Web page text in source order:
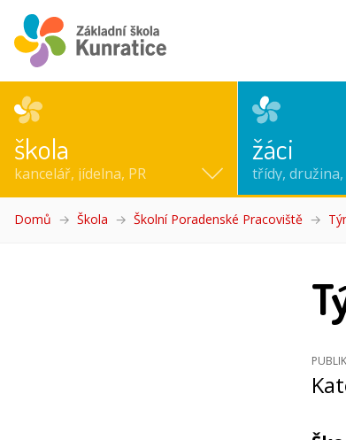
škola
kancelář, jídelna, PR
žáci
třídy,
Domů Škola Školní Poradenské Pracoviště